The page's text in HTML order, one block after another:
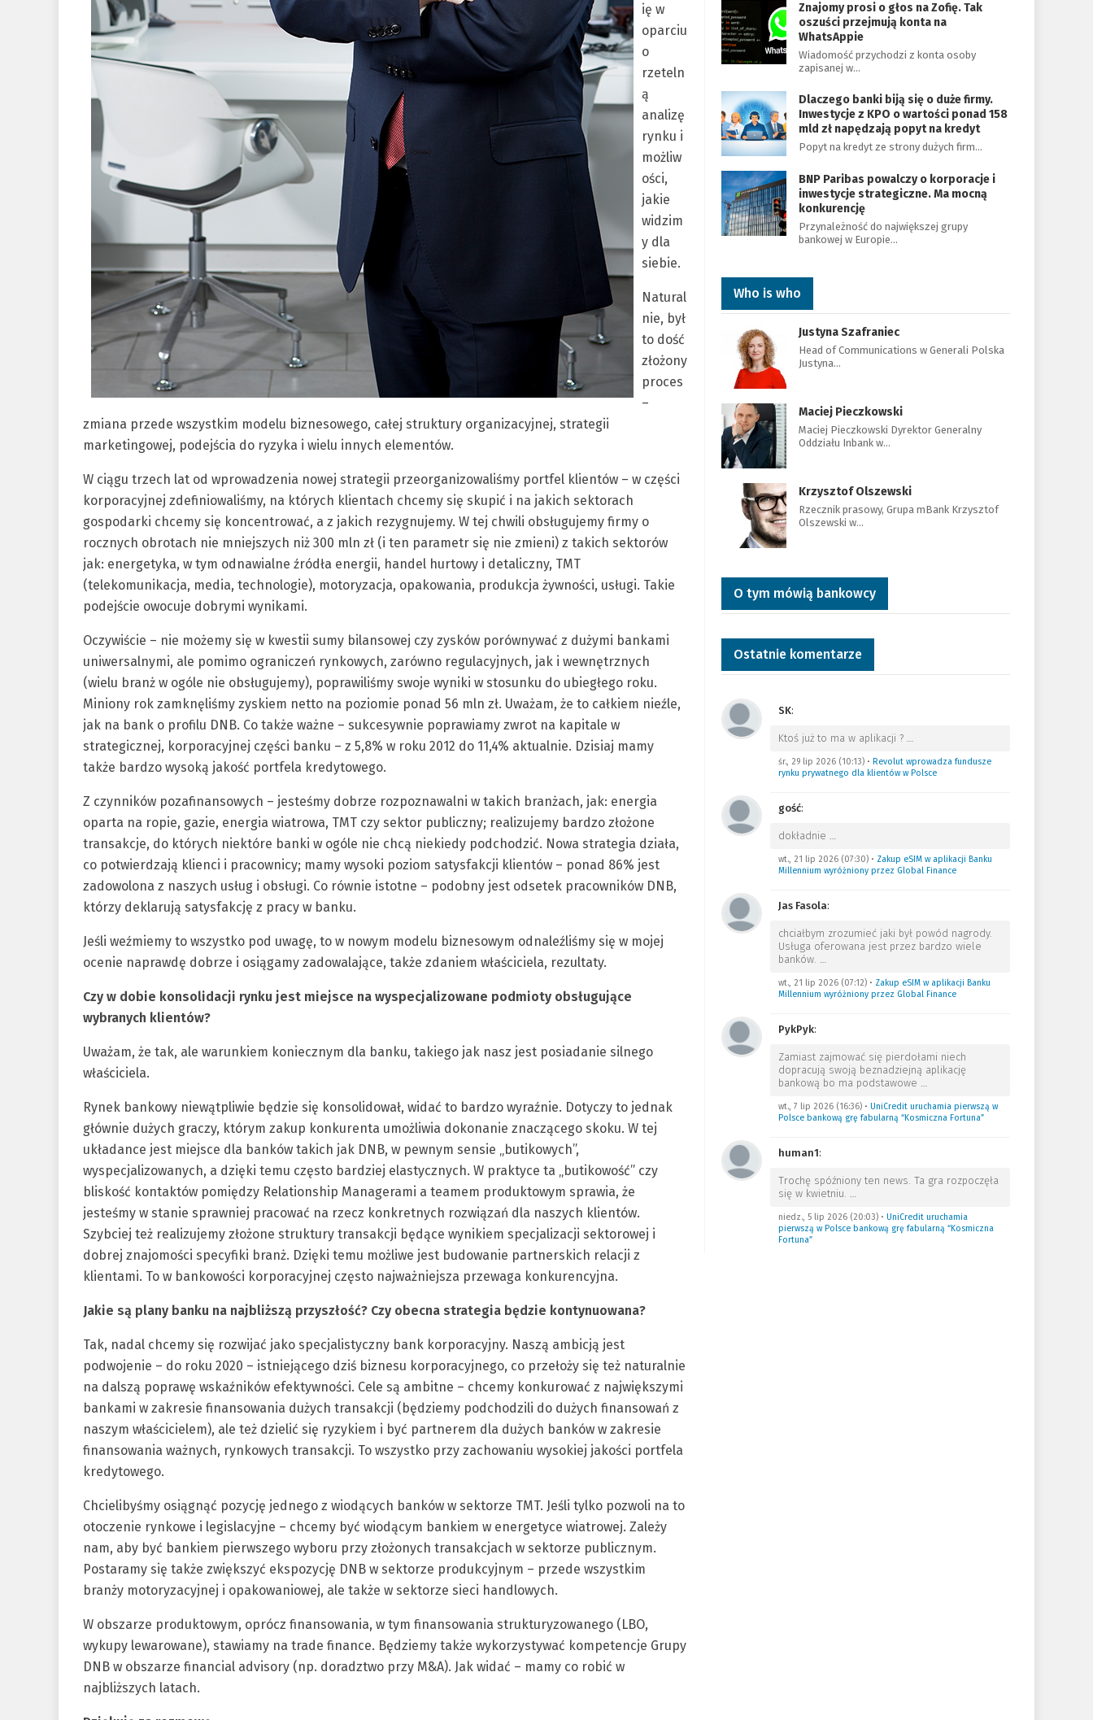
ię w
oparciu
o
rzeteln
ą
analizę
rynku i
możliw
ości,
jakie
widzim
y dla
siebie.
Natural
nie, był
to dość
złożony
proces
–
zmiana przede wszystkim modelu biznesowego, całej struktury organizacyjnej, strategii
marketingowej, podejścia do ryzyka i wielu innych elementów.
W ciągu trzech lat od wprowadzenia nowej strategii przeorganizowaliśmy portfel klientów – w części
korporacyjnej zdefiniowaliśmy, na których klientach chcemy się skupić i na jakich sektorach
gospodarki chcemy się koncentrować, a z jakich rezygnujemy. W tej chwili obsługujemy firmy o
rocznych obrotach nie mniejszych niż 300 mln zł (i ten parametr się nie zmieni) z takich sektorów
jak: energetyka, w tym odnawialne źródła energii, handel hurtowy i detaliczny, TMT
(telekomunikacja, media, technologie), motoryzacja, opakowania, produkcja żywności, usługi. Takie
podejście owocuje dobrymi wynikami.
Oczywiście – nie możemy się w kwestii sumy bilansowej czy zysków porównywać z dużymi bankami
uniwersalnymi, ale pomimo ograniczeń rynkowych, zarówno regulacyjnych, jak i wewnętrznych
(wielu branż w ogóle nie obsługujemy), poprawiliśmy swoje wyniki w stosunku do ubiegłego roku.
Miniony rok zamknęliśmy zyskiem netto na poziomie ponad 56 mln zł. Uważam, że to całkiem nieźle,
jak na bank o profilu DNB. Co także ważne – sukcesywnie poprawiamy zwrot na kapitale w
strategicznej, korporacyjnej części banku – z 5,8% w roku 2012 do 11,4% aktualnie. Dzisiaj mamy
także bardzo wysoką jakość portfela kredytowego.
Z czynników pozafinansowych – jesteśmy dobrze rozpoznawalni w takich branżach, jak: energia
oparta na ropie, gazie, energia wiatrowa, TMT czy sektor publiczny; realizujemy bardzo złożone
transakcje, do których niektóre banki w ogóle nie chcą niekiedy podchodzić. Nowa strategia działa,
co potwierdzają klienci i pracownicy; mamy wysoki poziom satysfakcji klientów – ponad 86% jest
zadowolona z naszych usług i obsługi. Co równie istotne – podobny jest odsetek pracowników DNB,
którzy deklarują satysfakcję z pracy w banku.
Jeśli weźmiemy to wszystko pod uwagę, to w nowym modelu biznesowym odnaleźliśmy się w mojej
ocenie naprawdę dobrze i osiągamy zadowalające, także zdaniem właściciela, rezultaty.
Czy w dobie konsolidacji rynku jest miejsce na wyspecjalizowane podmioty obsługujące
wybranych klientów?
Uważam, że tak, ale warunkiem koniecznym dla banku, takiego jak nasz jest posiadanie silnego
właściciela.
Rynek bankowy niewątpliwie będzie się konsolidował, widać to bardzo wyraźnie. Dotyczy to jednak
głównie dużych graczy, którym zakup konkurenta umożliwia dokonanie znaczącego skoku. W tej
układance jest miejsce dla banków takich jak DNB, w pewnym sensie „butikowych”,
wyspecjalizowanych, a dzięki temu często bardziej elastycznych. W praktyce ta „butikowość” czy
bliskość kontaktów pomiędzy Relationship Managerami a teamem produktowym sprawia, że
jesteśmy w stanie sprawniej pracować na rzecz konkretnych rozwiązań dla naszych klientów.
Szybciej też realizujemy złożone struktury transakcji będące wynikiem specjalizacji sektorowej i
dobrej znajomości specyfiki branż. Dzięki temu możliwe jest budowanie partnerskich relacji z
klientami. To w bankowości korporacyjnej często najważniejsza przewaga konkurencyjna.
Jakie są plany banku na najbliższą przyszłość? Czy obecna strategia będzie kontynuowana?
Tak, nadal chcemy się rozwijać jako specjalistyczny bank korporacyjny. Naszą ambicją jest
podwojenie – do roku 2020 – istniejącego dziś biznesu korporacyjnego, co przełoży się też naturalnie
na dalszą poprawę wskaźników efektywności. Cele są ambitne – chcemy konkurować z największymi
bankami w zakresie finansowania dużych transakcji (będziemy podchodzili do dużych finansowań z
naszym właścicielem), ale też dzielić się ryzykiem i być partnerem dla dużych banków w zakresie
finansowania ważnych, rynkowych transakcji. To wszystko przy zachowaniu wysokiej jakości portfela
kredytowego.
Chcielibyśmy osiągnąć pozycję jednego z wiodących banków w sektorze TMT. Jeśli tylko pozwoli na to
otoczenie rynkowe i legislacyjne – chcemy być wiodącym bankiem w energetyce wiatrowej. Zależy
nam, aby być bankiem pierwszego wyboru przy złożonych transakcjach w sektorze publicznym.
Postaramy się także zwiększyć ekspozycję DNB w sektorze produkcyjnym – przede wszystkim
branży motoryzacyjnej i opakowaniowej, ale także w sektorze sieci handlowych.
W obszarze produktowym, oprócz finansowania, w tym finansowania strukturyzowanego (LBO,
wykupy lewarowane), stawiamy na trade finance. Będziemy także wykorzystywać kompetencje Grupy
DNB w obszarze financial advisory (np. doradztwo przy M&A). Jak widać – mamy co robić w
najbliższych latach.
Znajomy prosi o głos na Zofię. Tak
oszuści przejmują konta na
WhatsAppie
Wiadomość przychodzi z konta osoby
zapisanej w…
Dlaczego banki biją się o duże firmy.
Inwestycje z KPO o wartości ponad 158
mld zł napędzają popyt na kredyt
Popyt na kredyt ze strony dużych firm…
BNP Paribas powalczy o korporacje i
inwestycje strategiczne. Ma mocną
konkurencję
Przynależność do największej grupy
bankowej w Europie…
Who is who
Justyna Szafraniec
Head of Communications w Generali Polska
Justyna…
Maciej Pieczkowski
Maciej Pieczkowski Dyrektor Generalny
Oddziału Inbank w…
Krzysztof Olszewski
Rzecznik prasowy, Grupa mBank Krzysztof
Olszewski w…
O tym mówią bankowcy
Ostatnie komentarze
SK:
Ktoś już to ma w aplikacji ? …
śr., 29 lip 2026 (10:13)• Revolut wprowadza fundusze
rynku prywatnego dla klientów w Polsce
gość:
dokładnie …
wt., 21 lip 2026 (07:30)• Zakup eSIM w aplikacji Banku
Millennium wyróżniony przez Global Finance
Jas Fasola:
chciałbym zrozumieć jaki był powód nagrody.
Usługa oferowana jest przez bardzo wiele
banków. …
wt., 21 lip 2026 (07:12)• Zakup eSIM w aplikacji Banku
Millennium wyróżniony przez Global Finance
PykPyk:
Zamiast zajmować się pierdołami niech
dopracują swoją beznadziejną aplikację
bankową bo ma podstawowe …
wt., 7 lip 2026 (16:36)• UniCredit uruchamia pierwszą w
Polsce bankową grę fabularną “Kosmiczna Fortuna”
human1:
Trochę spóźniony ten news. Ta gra rozpoczęła
się w kwietniu. …
niedz., 5 lip 2026 (20:03)• UniCredit uruchamia
pierwszą w Polsce bankową grę fabularną “Kosmiczna
Fortuna”